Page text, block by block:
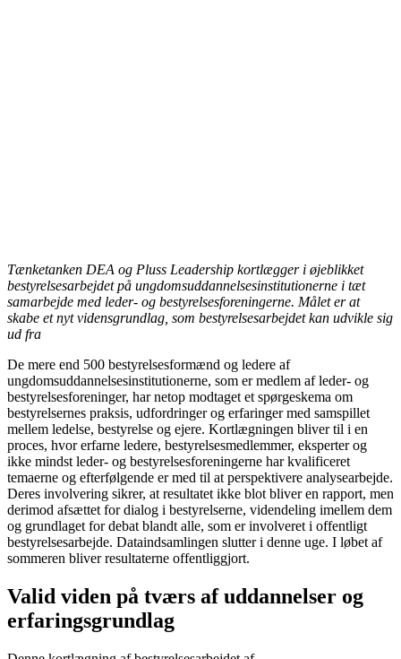
Tænketanken DEA og Pluss Leadership kortlægger i øjeblikket
bestyrelsesarbejdet på ungdomsuddannelsesinstitutionerne i tæt
samarbejde med leder- og bestyrelsesforeningerne. Målet er at
skabe et nyt vidensgrundlag, som bestyrelsesarbejdet kan udvikle sig
ud fra
De mere end 500 bestyrelsesformænd og ledere af
ungdomsuddannelsesinstitutionerne, som er medlem af leder- og
bestyrelsesforeninger, har netop modtaget et spørgeskema om
bestyrelsernes praksis, udfordringer og erfaringer med samspillet
mellem ledelse, bestyrelse og ejere. Kortlægningen bliver til i en
proces, hvor erfarne ledere, bestyrelsesmedlemmer, eksperter og
ikke mindst leder- og bestyrelsesforeningerne har kvalificeret
temaerne og efterfølgende er med til at perspektivere analysearbejde.
Deres involvering sikrer, at resultatet ikke blot bliver en rapport, men
derimod afsættet for dialog i bestyrelserne, videndeling imellem dem
og grundlaget for debat blandt alle, som er involveret i offentligt
bestyrelsesarbejde. Dataindsamlingen slutter i denne uge. I løbet af
sommeren bliver resultaterne offentliggjort.
Valid viden på tværs af uddannelser og
erfaringsgrundlag